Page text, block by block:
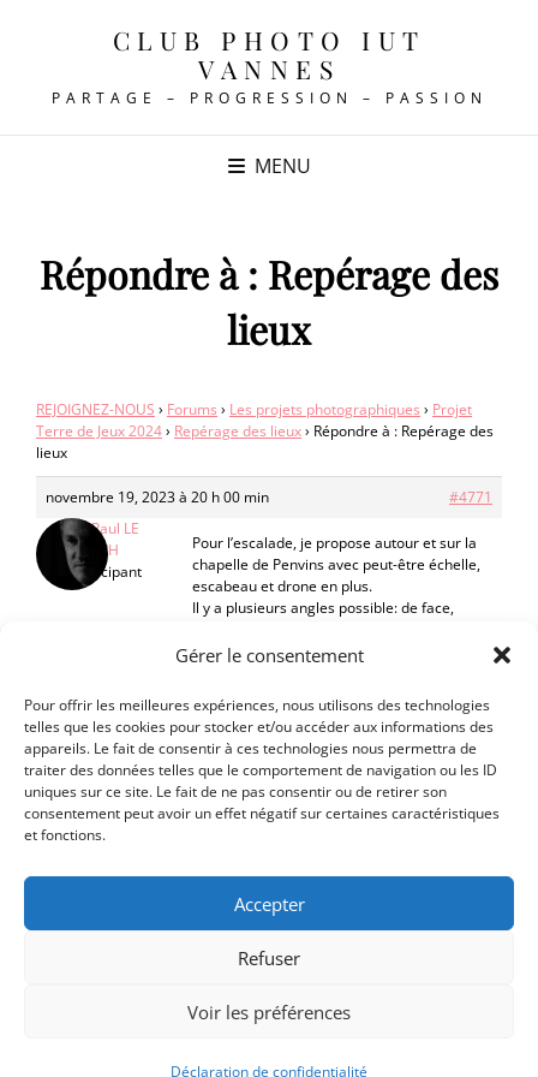
Gérer le consentement
Pour offrir les meilleures expériences, nous utilisons des technologies
telles que les cookies pour stocker et/ou accéder aux informations des
appareils. Le fait de consentir à ces technologies nous permettra de
traiter des données telles que le comportement de navigation ou les ID
uniques sur ce site. Le fait de ne pas consentir ou de retirer son
consentement peut avoir un effet négatif sur certaines caractéristiques
et fonctions.
Accepter
Refuser
Voir les préférences
Déclaration de confidentialité
CLUB PHOTO IUT
VANNES
PARTAGE – PROGRESSION – PASSION
MENU
Répondre à : Repérage des
lieux
REJOIGNEZ-NOUS › Forums › Les projets photographiques › Projet
Terre de Jeux 2024› Repérage des lieux› Répondre à : Repérage des
lieux
novembre 19, 2023 à 20 h 00 min
#4771
Jean-Paul LE
LOC’H
Participant
Pour l’escalade, je propose autour et sur la
chapelle de Penvins avec peut-être échelle,
escabeau et drone en plus.
Il y a plusieurs angles possible: de face,
Certains, seraient ils partant pour
Jean-Paul